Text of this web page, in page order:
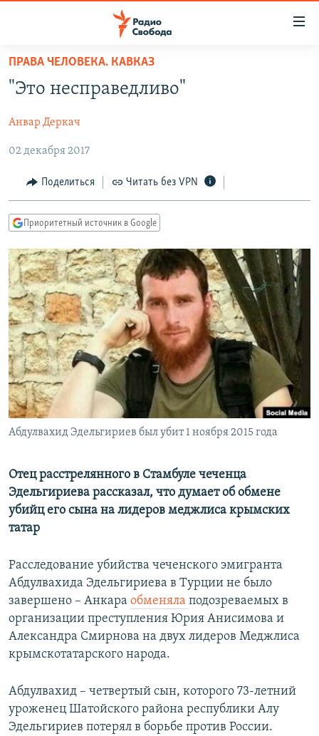
упрощенного
доступа
содержанию
Вернутся
главной
навигации
Вернутся
поиску
ПРОГРАММЫ
АВТОРСКИЕ ПРОЕКТЫ
ЦИТАТЫ СВОБОДЫ
МНЕНИЯ
КУЛЬТУРА
IDEL.РЕАЛИИ
КАВКАЗ.РЕАЛИИ
СЕВЕР.РЕАЛИИ
СИБИРЬ.РЕАЛИИ
РАСПИСАНИЕ ВЕЩАНИЯ
ПОДПИШИТЕСЬ НА РАССЫЛКУ
СОЦИАЛЬНЫЕ СЕТИ
Все сайты РСЕ/РС
ПРАВА ЧЕЛОВЕКА. КАВКАЗ
"Это несправедливо"
Анвар Деркач
02 декабря 2017
Поделиться Читать без VPN
Приоритетный источник в Google
Абдулвахид Эдельгириев был убит 1 ноября 2015 года
Отец расстрелянного в Стамбуле чеченца
Эдельгириева рассказал, что думает об обмене
убийц его сына на лидеров меджлиса крымских
татар
Расследование убийства чеченского эмигранта
Абдулвахида Эдельгириева в Турции не было
завершено – Анкара обменяла подозреваемых в
организации преступления Юрия Анисимова и
Александра Смирнова на двух лидеров Меджлиса
крымскотатарского народа.
Абдулвахид – четвертый сын, которого 73-летний
уроженец Шатойского района республики Алу
Эдельгириев потерял в борьбе против России.